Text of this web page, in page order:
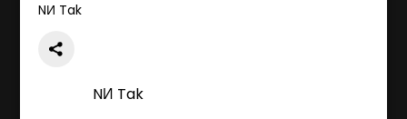
NИ Tak
NИ Tak